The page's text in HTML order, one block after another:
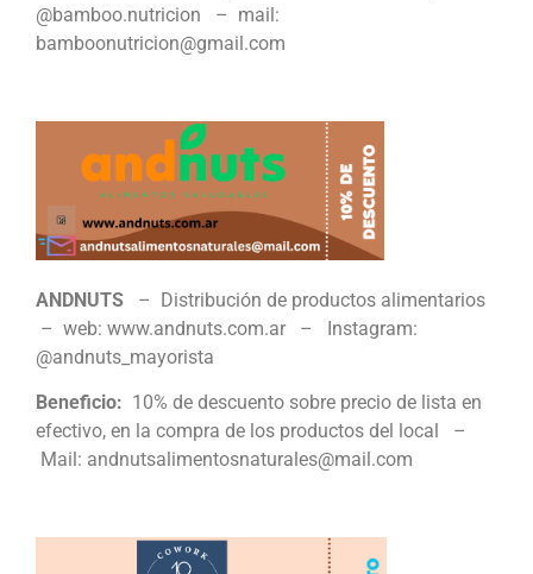
@bamboo.nutricion – mail:
bamboonutricion@gmail.com
ANDNUTS
– Distribución de productos alimentarios
– web: www.andnuts.com.ar – Instagram:
@andnuts_mayorista
Beneficio: 10% de descuento sobre precio de lista en
efectivo, en la compra de los productos del local –
Mail: andnutsalimentosnaturales@mail.com